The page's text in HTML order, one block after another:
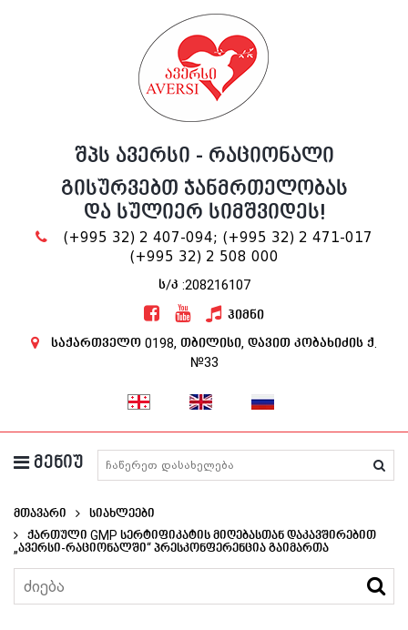
შპს ავერსი - რაციონალი
გისურვებთ ჯანმრთელობას
და სულიერ სიმშვიდეს!
(+995 32) 2 407-094; (+995 32) 2 471-017
(+995 32) 2 508 000
ს/კ :208216107
ჰიმნი
საქართველო 0198, თბილისი, დავით კობახიძის ქ.
№33
მენიუ მედიკამენტების ძიება
მთავარი
Სიახლეები
Ქართული GMP Სერტიფიკატის Მიღებასთან Დაკავშირებით
„ავერსი-Რაციონალში“ Პრესკონფერენცია Გაიმართა